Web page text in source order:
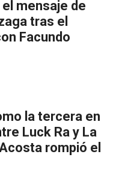
mensaje de
tras el
Facundo
la tercera en
Luck Ra y La
rompió el